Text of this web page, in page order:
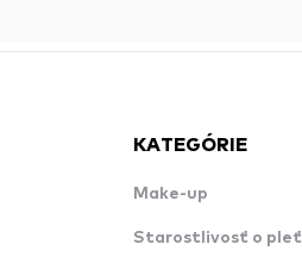
KATEGÓRIE
Make-up
Starostlivosť o pleť